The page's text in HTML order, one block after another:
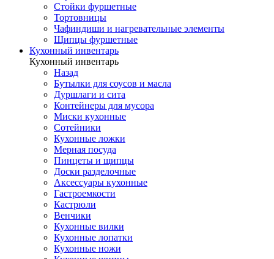
Стойки фуршетные
Тортовницы
Чафиндиши и нагревательные элементы
Щипцы фуршетные
Кухонный инвентарь
Кухонный инвентарь
Назад
Бутылки для соусов и масла
Дуршлаги и сита
Контейнеры для мусора
Миски кухонные
Сотейники
Кухонные ложки
Мерная посуда
Пинцеты и щипцы
Доски разделочные
Аксессуары кухонные
Гастроемкости
Кастрюли
Венчики
Кухонные вилки
Кухонные лопатки
Кухонные ножи